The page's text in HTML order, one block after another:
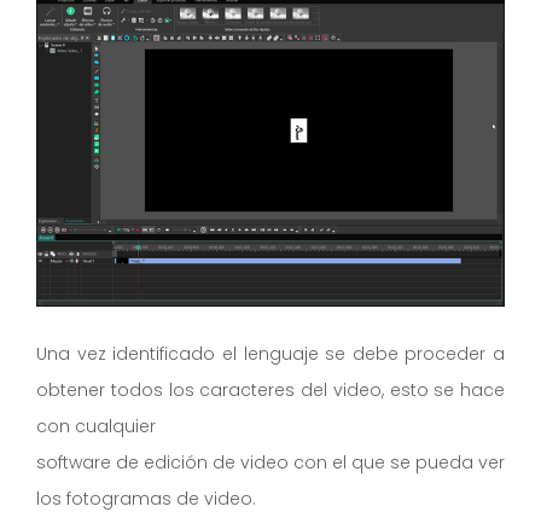
Una vez identificado el lenguaje se debe proceder a
obtener todos los caracteres del video, esto se hace
con cualquier
software de edición de video con el que se pueda ver
los fotogramas de video.